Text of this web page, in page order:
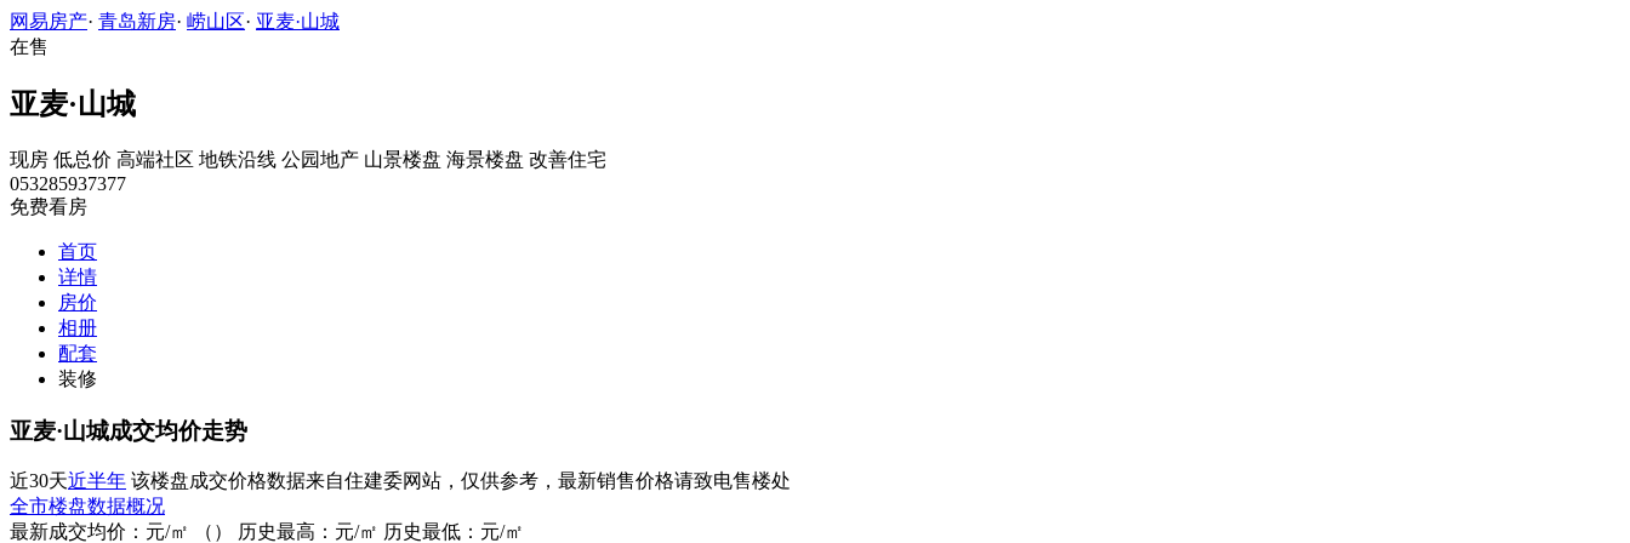
网易房产· 青岛新房· 崂山区· 亚麦·山城
在售
亚麦·山城
现房 低总价 高端社区 地铁沿线 公园地产 山景楼盘 海景楼盘 改善住宅
053285937377
免费看房
首页
详情
房价
相册
配套
装修
亚麦·山城成交均价走势
近30天近半年 该楼盘成交价格数据来自住建委网站，仅供参考，最新销售价格请致电售楼处
全市楼盘数据概况
最新成交均价： 元/㎡ （ ） 历史最高： 元/㎡ 历史最低： 元/㎡